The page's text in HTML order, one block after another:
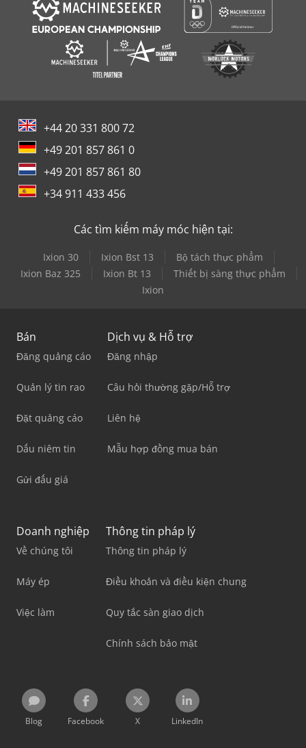
+44 20 331 800 72
+49 201 857 861 0
+49 201 857 861 80
+34 911 433 456
Các tìm kiếm máy móc hiện tại:
Ixion 30 Ixion Bst 13
Bộ tách thực phẩm
Ixion Baz 325
Ixion Bt 13
Thiết bị sàng thực phẩm
Ixion
Bán
Đăng quảng cáo
Quản lý tin rao
Đặt quảng cáo
Dấu niêm tin
Gửi đấu giá
Dịch vụ & Hỗ trợ
Đăng nhập
Câu hỏi thường gặp/Hỗ trợ
Liên hệ
Mẫu hợp đồng mua bán
Doanh nghiệp
Về chúng tôi
Máy ép
Việc làm
Thông tin pháp lý
Thông tin pháp lý
Điều khoản và điều kiện chung
Quy tắc sàn giao dịch
Chính sách bảo mật
Blog Facebook X LinkedIn